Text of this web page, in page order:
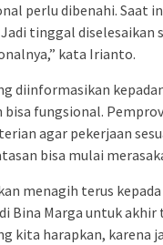
perlu dibenahi. Saat
tinggal diselesaikan
kata Irianto.
diinformasikan
fungsional.
agar pekerjaan
bisa mulai
menagih terus
Bina Marga untuk akhir
kita harapkan, karena